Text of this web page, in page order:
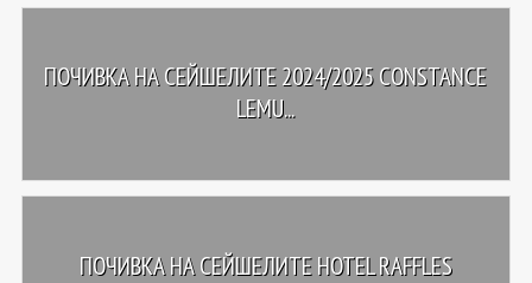
ПОЧИВКА НА СЕЙШЕЛИТЕ 2024/2025 CONSTANCE
LEMU...
ПОЧИВКА НА СЕЙШЕЛИТЕ HOTEL RAFFLES